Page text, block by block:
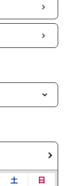
土
日